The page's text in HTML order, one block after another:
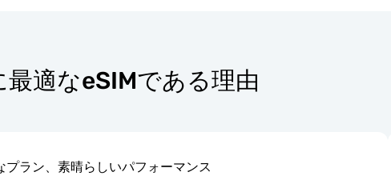
適なeSIMである理由
プラン、素晴らしいパフォーマンス